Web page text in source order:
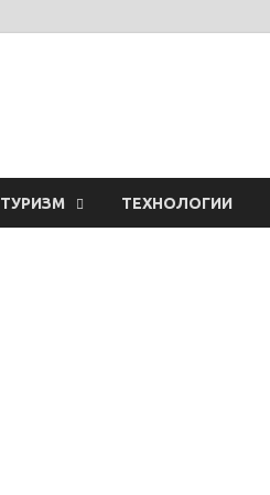
ТУРИЗМ ТЕХНОЛОГИИ